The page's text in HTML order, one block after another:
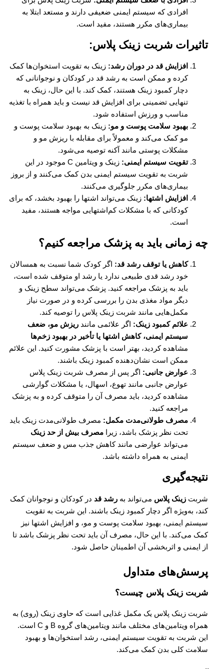
افرادی که سیستم ایمنی ضعیفی دارند و مستعد ابتلا به
بیماری‌های مکرر هستند، مفید است.
تاثیرات شربت زینک پلاس:
افزایش قد در دوران رشد:زینک به تقویت استخوان‌ها کمک
کرده و ممکن است به رشد قد در کودکان و نوجوانانی که
دچار کمبود زینک هستند، کمک کند. با این حال، زینک به
تنهایی تضمینی برای افزایش قد نیست و باید همراه با تغذیه
مناسب و ورزش استفاده شود.
بهبود سلامت پوست و مو:زینک به بهبود سلامت پوست و
مو کمک می‌کند و معمولاً برای مقابله با ریزش مو و
مشکلات پوستی مانند آکنه توصیه می‌شود.
تقویت سیستم ایمنی:
زینک و ویتامین C موجود در این
شربت به تقویت سیستم ایمنی بدن کمک می‌کنند و از بروز
بیماری‌های مکرر جلوگیری می‌کنند.
افزایش اشتها:زینک می‌تواند اشتها را بهبود بخشد، که برای
کودکانی که با مشکلات کم‌اشتهایی مواجه هستند، مفید
است.
چه زمانی باید به پزشک مراجعه کنیم؟
کاهش یا توقف رشد قد:اگر کودک شما نسبت به همسالان
خود رشد قدی طبیعی ندارد یا رشد او متوقف شده است،
باید به پزشک مراجعه کنید. پزشک می‌تواند سطح زینک و
دیگر مواد مغذی بدن را بررسی کرده و در صورت نیاز
مکمل‌هایی مانند شربت زینک پلاس را توصیه کند.
علائم کمبود زینک:اگر علائمی مانندریزش مو، ضعف
سیستم ایمنی، کاهش اشتها یا تأخیر در بهبود زخم‌ها
مشاهده کردید، بهتر است با پزشک مشورت کنید. این علائم
ممکن است نشان‌دهنده کمبود زینک باشند.
عوارض جانبی:اگر پس از مصرف شربت زینک پلاس
عوارض جانبی مانند تهوع، اسهال، یا مشکلات گوارشی
مشاهده کردید، باید مصرف آن را متوقف کرده و به پزشک
مراجعه کنید.
مصرف طولانی‌مدت مکمل:مصرف طولانی‌مدت زینک باید
تحت نظر پزشک باشد، زیرا
مصرف بیش از حد زینک
می‌تواند عوارضی مانند کاهش جذب مس و ضعف سیستم
ایمنی به همراه داشته باشد.
نتیجه‌گیری
شربتزینک پلاسمی‌تواند بهرشد قددر کودکان و نوجوانان کمک
کند، به‌ویژه اگر دچار کمبود زینک باشند. این شربت به تقویت
سیستم ایمنی، بهبود سلامت پوست و مو، و افزایش اشتها نیز
کمک می‌کند. با این حال، مصرف آن باید تحت نظر پزشک باشد تا
از ایمنی و اثربخشی آن اطمینان حاصل شود.
پرسش‌های متداول
شربت زینک پلاس چیست؟
شربت زینک پلاس یک مکمل غذایی است که حاوی زینک (روی) به
همراه ویتامین‌های مختلف مانند ویتامین‌های گروه B و C است.
این شربت به تقویت سیستم ایمنی، رشد استخوان‌ها و بهبود
سلامت کلی بدن کمک می‌کند.